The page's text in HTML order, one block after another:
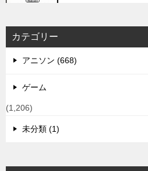
カテゴリー
アニソン (668)
ゲーム
(1,206)
未分類 (1)